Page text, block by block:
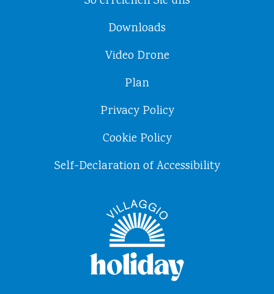
Downloads
Video Drone
Plan
Privacy Policy
Cookie Policy
Self-Declaration of Accessibility